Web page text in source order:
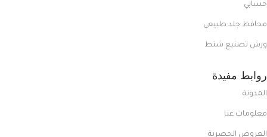
حسابي
محافظ جلد طبيعي
ورش تصنيع شنط
روابط مفيدة
المدونة
معلومات عنا
العروض الحصرية